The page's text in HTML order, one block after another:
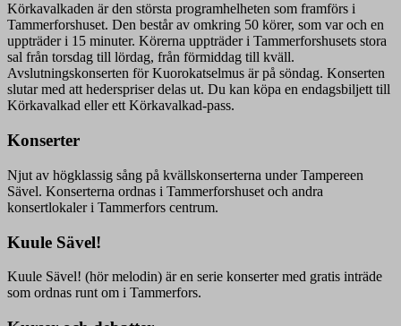
Körkavalkaden är den största programhelheten som framförs i
Tammerforshuset. Den består av omkring 50 körer, som var och en
uppträder i 15 minuter. Körerna uppträder i Tammerforshusets stora
sal från torsdag till lördag, från förmiddag till kväll.
Avslutningskonserten för Kuorokatselmus är på söndag. Konserten
slutar med att hederspriser delas ut. Du kan köpa en endagsbiljett till
Körkavalkad eller ett Körkavalkad-pass.
Konserter
Njut av högklassig sång på kvällskonserterna under Tampereen
Sävel. Konserterna ordnas i Tammerforshuset och andra
konsertlokaler i Tammerfors centrum.
Kuule Sävel!
Kuule Sävel! (hör melodin) är en serie konserter med gratis inträde
som ordnas runt om i Tammerfors.